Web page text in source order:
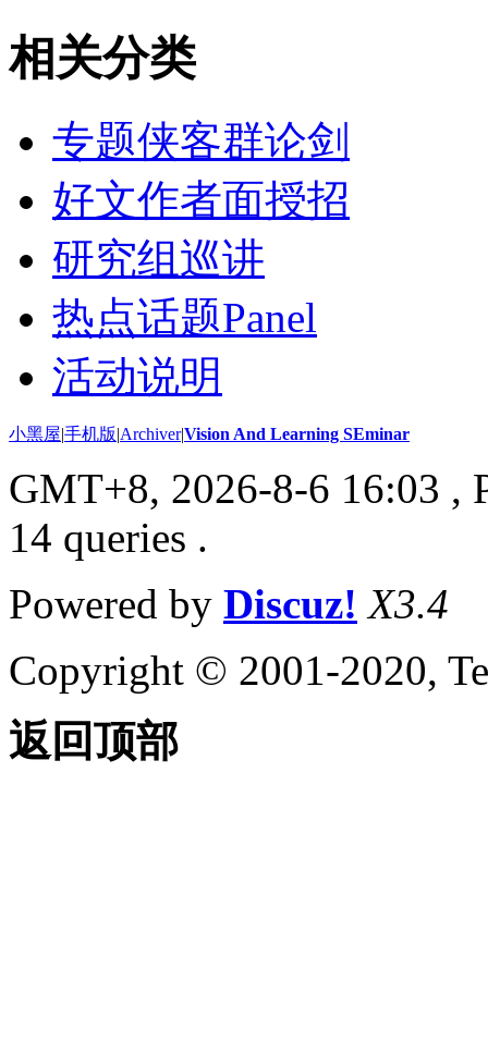
相关分类
专题侠客群论剑
好文作者面授招
研究组巡讲
热点话题Panel
活动说明
小黑屋|手机版|Archiver|Vision And Learning SEminar
GMT+8, 2026-8-6 16:03 ,
14 queries .
Powered by Discuz! X3.4
Copyright © 2001-2020,
返回顶部